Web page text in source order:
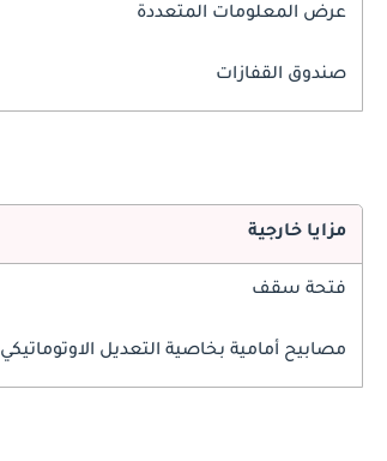
عرض المعلومات المتعددة
صندوق القفازات
مزايا خارجية
فتحة سقف
مصابيح أمامية بخاصية التعديل الاوتوماتيكي